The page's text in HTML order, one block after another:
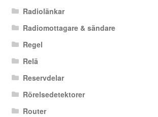
Radiolänkar
Radiomottagare & sändare
Regel
Relä
Reservdelar
Rörelsedetektorer
Router